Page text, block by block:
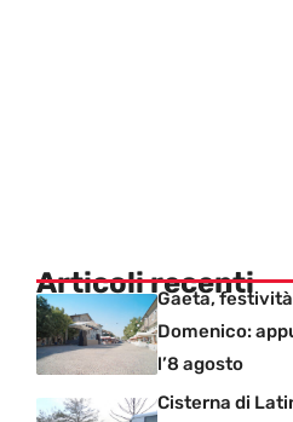
Articoli recenti
Gaeta,
Domenico:
l’8 agosto
Cisterna di